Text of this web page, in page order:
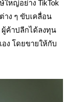
หญ่อย่าง TikTok
าง ๆ ขับเคลื่อน
ผู้ค้าปลีกได้ลงทุน
ง โดยขายให้กับ